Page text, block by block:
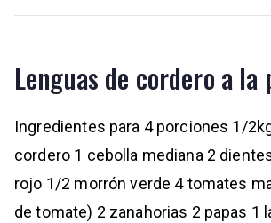
Lenguas de cordero a la
Ingredientes para 4 porciones 1/
cordero 1 cebolla mediana 2
rojo 1/2 morrón verde 4 tomates
de tomate) 2 zanahorias 2 papas 1